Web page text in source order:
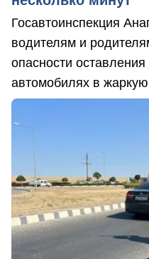
Госавтоинспекция
водителям и
опасности
автомобилях в жаркую